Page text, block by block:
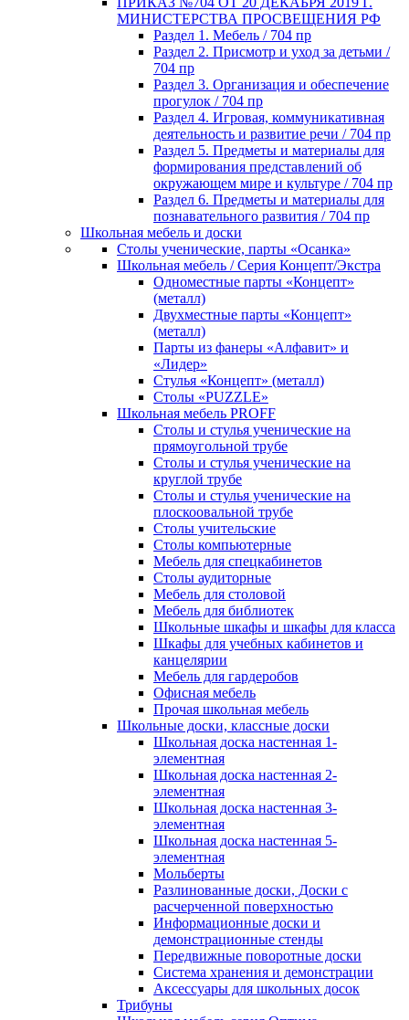
МИНИСТЕРСТВА ПРОСВЕЩЕНИЯ РФ
Раздел 1. Мебель / 704 пр
Раздел 2. Присмотр и уход за детьми /
704 пр
Раздел 3. Организация и обеспечение
прогулок / 704 пр
Раздел 4. Игровая, коммуникативная
деятельность и развитие речи / 704 пр
Раздел 5. Предметы и материалы для
формирования представлений об
окружающем мире и культуре / 704 пр
Раздел 6. Предметы и материалы для
познавательного развития / 704 пр
Школьная мебель и доски
Столы ученические, парты «Осанка»
Школьная мебель / Серия Концепт/Экстра
Одноместные парты «Концепт»
(металл)
Двухместные парты «Концепт»
(металл)
Парты из фанеры «Алфавит» и
«Лидер»
Стулья «Концепт» (металл)
Столы «PUZZLE»
Школьная мебель PROFF
Столы и стулья ученические на
прямоугольной трубе
Столы и стулья ученические на
круглой трубе
Столы и стулья ученические на
плоскоовальной трубе
Столы учительские
Столы компьютерные
Мебель для спецкабинетов
Столы аудиторные
Мебель для столовой
Мебель для библиотек
Школьные шкафы и шкафы для класса
Шкафы для учебных кабинетов и
канцелярии
Мебель для гардеробов
Офисная мебель
Прочая школьная мебель
Школьные доски, классные доски
Школьная доска настенная 1-
элементная
Школьная доска настенная 2-
элементная
Школьная доска настенная 3-
элементная
Школьная доска настенная 5-
элементная
Мольберты
Разлинованные доски, Доски с
расчерченной поверхностью
Информационные доски и
демонстрационные стенды
Передвижные поворотные доски
Система хранения и демонстрации
Аксессуары для школьных досок
Трибуны